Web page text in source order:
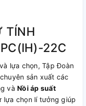
TÍNH
22C
lựa chọn, Tập Đoàn
sản xuất các
và Nồi áp suất
lựa chọn lí tưởng giúp